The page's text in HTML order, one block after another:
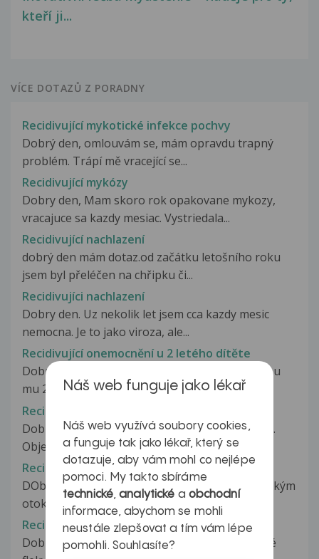
kteří ji...
VÍCE DOTAZŮ Z PORADNY
Recidivující mykotické infekce pochvy
Dobrý den, omlouvám se, mám opravdu trapný
problém. Trápí mě vracející se...
Recidivující mykózy
Dobry den, Mam skoro rok opakovane mykozy,
vracajuce sa kazdy mesiac. Vystriedala...
Recidivující nachlazení
dobrý den mám dotaz.od začátku letošního roku
jsem byl přeléčen na chřipku či...
Recidivujíci nachlazení
Dobry den. Uz nekolik let jsem cca kazdy mesic
nemocna. Je to jako viroza, ale...
Recidivující onemocnění u 2 letého dítěte
Dobrý den, chtěla bych se zeptat na syna: Budou
mu 2 roky a od začátku roku...
Recidivující opar
Dobry den, jiz nekolik let trpim oparem na lokti.
Objevuje se pri zvysene zatezi...
Recidivující opar
DObrý den, 2x do měsíce se mi objeví opar s velkým
otokem - většinou na spodním...
Recidivující otok očí a rtů
Dobrý den, již měsíc mě trápí otoky očí, červené
Náš web funguje jako lékař
Náš web využívá soubory cookies,
a funguje tak jako lékař, který se
dotazuje, aby vám mohl co nejlépe
pomoci. My takto sbíráme
technické,analytické a obchodní
informace, abychom se mohli
neustále zlepšovat a tím vám lépe
pomohli. Souhlasíte?